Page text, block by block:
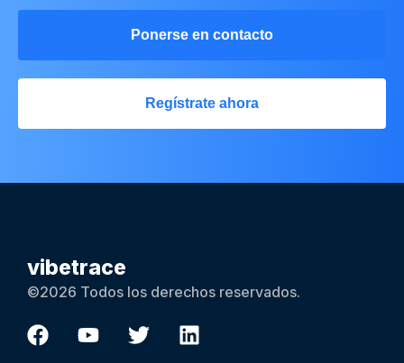
Ponerse en contacto
Regístrate ahora
vibetrace
©2026 Todos los derechos reservados.